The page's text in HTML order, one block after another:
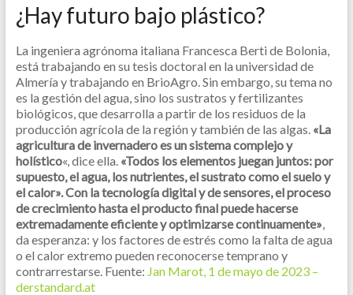
¿Hay futuro bajo plástico?
La ingeniera agrónoma italiana Francesca Berti de Bolonia,
está trabajando en su tesis doctoral en la universidad de
Almería y trabajando en BrioAgro. Sin embargo, su tema no
es la gestión del agua, sino los sustratos y fertilizantes
biológicos, que desarrolla a partir de los residuos de la
producción agrícola de la región y también de las algas. «La
agricultura de invernadero es un sistema complejo y
holístico«, dice ella. «Todos los elementos juegan juntos: por
supuesto, el agua, los nutrientes, el sustrato como el suelo y
el calor». Con la tecnología digital y de sensores, el proceso
de crecimiento hasta el producto final puede hacerse
extremadamente eficiente y optimizarse continuamente»
da esperanza: y los factores de estrés como la falta de agua
o el calor extremo pueden reconocerse temprano y
contrarrestarse. Fuente: Jan Marot, 1 de mayo de 2023 –
derstandard.at